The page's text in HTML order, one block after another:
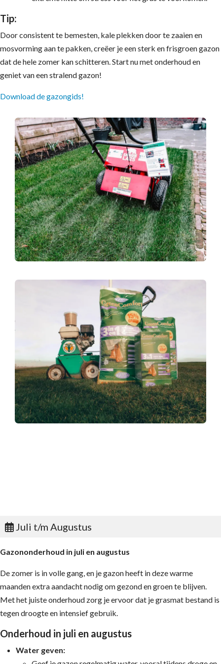
Tip:
Door consistent te bemesten, kale plekken door te zaaien en
mosvorming aan te pakken, creëer je een sterk en frisgroen gazon
dat de hele zomer kan schitteren. Start nu met onderhoud en
geniet van een stralend gazon!
Download de gazongids!
Juli t/m Augustus
Gazononderhoud in juli en augustus
De zomer is in volle gang, en je gazon heeft in deze warme
maanden extra aandacht nodig om gezond en groen te blijven.
Met het juiste onderhoud zorg je ervoor dat je grasmat bestand is
tegen droogte en intensief gebruik.
Onderhoud in juli en augustus
Water geven: